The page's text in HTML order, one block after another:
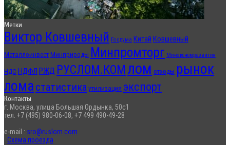
Метки
Виктор Ковшевный Госдума Китай Ковшевный
Металлоинвест Минприроды Минпромторг Минэкономразвития
НДС НДФЛ РЖД РУСЛОМ.КОМ лом отходы рынок
лома статистика утилизация экспорт
Контакты
г. Москва, улица Большая Ордынка, 50с1
тел. +7 (495) 980-06-08, +7 499 490-49-28
e-mail : sro@ruslom.com
Схема проезда